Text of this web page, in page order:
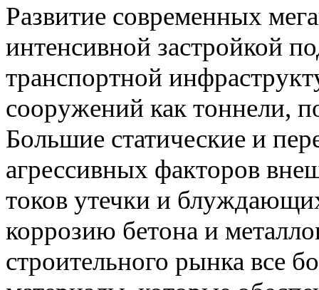
Развитие современных
интенсивной застройкой
транспортной
сооружений как тоннели,
Большие статические и
агрессивных факторов
токов утечки и
коррозию бетона и
строительного рынка все